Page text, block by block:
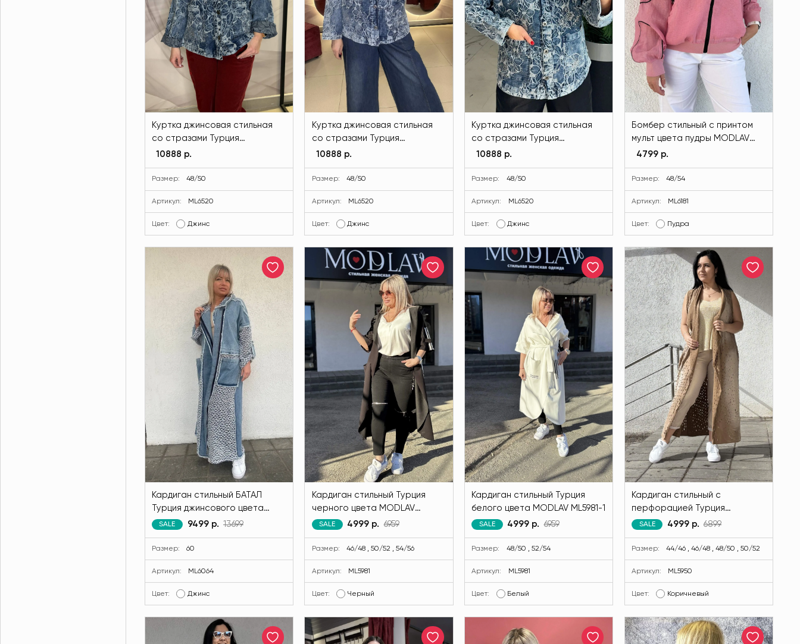
Куртка джинсовая стильная
со стразами Турция
джинсового цвета MODLAV
10888 р.
Размер: 48/50
Артикул: ML6520
Цвет: Джинс
Куртка джинсовая стильная
со стразами Турция
джинсового цвета MODLAV
10888 р.
Размер: 48/50
Артикул: ML6520
Цвет: Джинс
Куртка джинсовая стильная
со стразами Турция
джинсового цвета MODLAV
10888 р.
Размер: 48/50
Артикул: ML6520
Цвет: Джинс
Бомбер стильный с принтом
мульт цвета пудры MODLAV
ML6181-299
4799 р.
Размер: 48/54
Артикул: ML6181
Цвет: Пудра
Кардиган стильный БАТАЛ
Турция джинсового цвета
MODLAV ML6064-17
SALE 9499 р. 13699
Размер: 60
Артикул: ML6064
Цвет: Джинс
Кардиган стильный Турция
черного цвета MODLAV
ML5981-13
SALE 4999 р. 6959
Размер: 46/48 , 50/52 , 54/56
Артикул: ML5981
Цвет: Черный
Кардиган стильный Турция
белого цвета MODLAV ML5981-1
SALE 4999 р. 6959
Размер: 48/50 , 52/54
Артикул: ML5981
Цвет: Белый
Кардиган стильный с
перфорацией Турция
коричневого цвета MODLAV
SALE 4999 р. 6899
Размер: 44/46 , 46/48 , 48/50 , 50/52
Артикул: ML5950
Цвет: Коричневый